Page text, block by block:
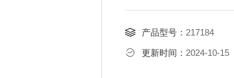
产品型号： 217184
更新时间： 2024-10-15